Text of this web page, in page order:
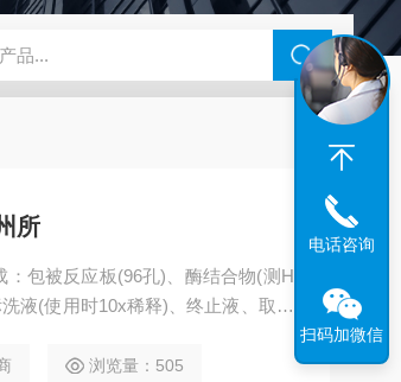
所
包被反应板(96孔)、酶结合物(测H
液(使用时10x稀释)、终止液、取样
浏览量：505
电话咨询
扫码加微信